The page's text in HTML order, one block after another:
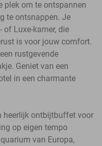
plek om te ontspannen
te ontsnappen. Je
of Luxe-kamer, die
is voor jouw comfort.
rustgevende
Geniet van een
in een charmante
heerlijk ontbijtbuffet voor
op eigen tempo
van Europa,